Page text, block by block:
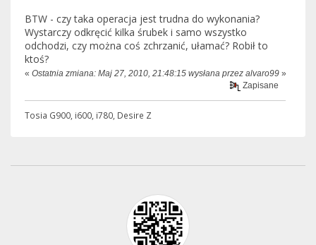
BTW - czy taka operacja jest trudna do wykonania?
Wystarczy odkręcić kilka śrubek i samo wszystko
odchodzi, czy można coś zchrzanić, ułamać? Robił to
ktoś?
« Ostatnia zmiana: Maj 27, 2010, 21:48:15 wysłana przez alvaro99 »
Zapisane
Tosia G900, i600, i780, Desire Z